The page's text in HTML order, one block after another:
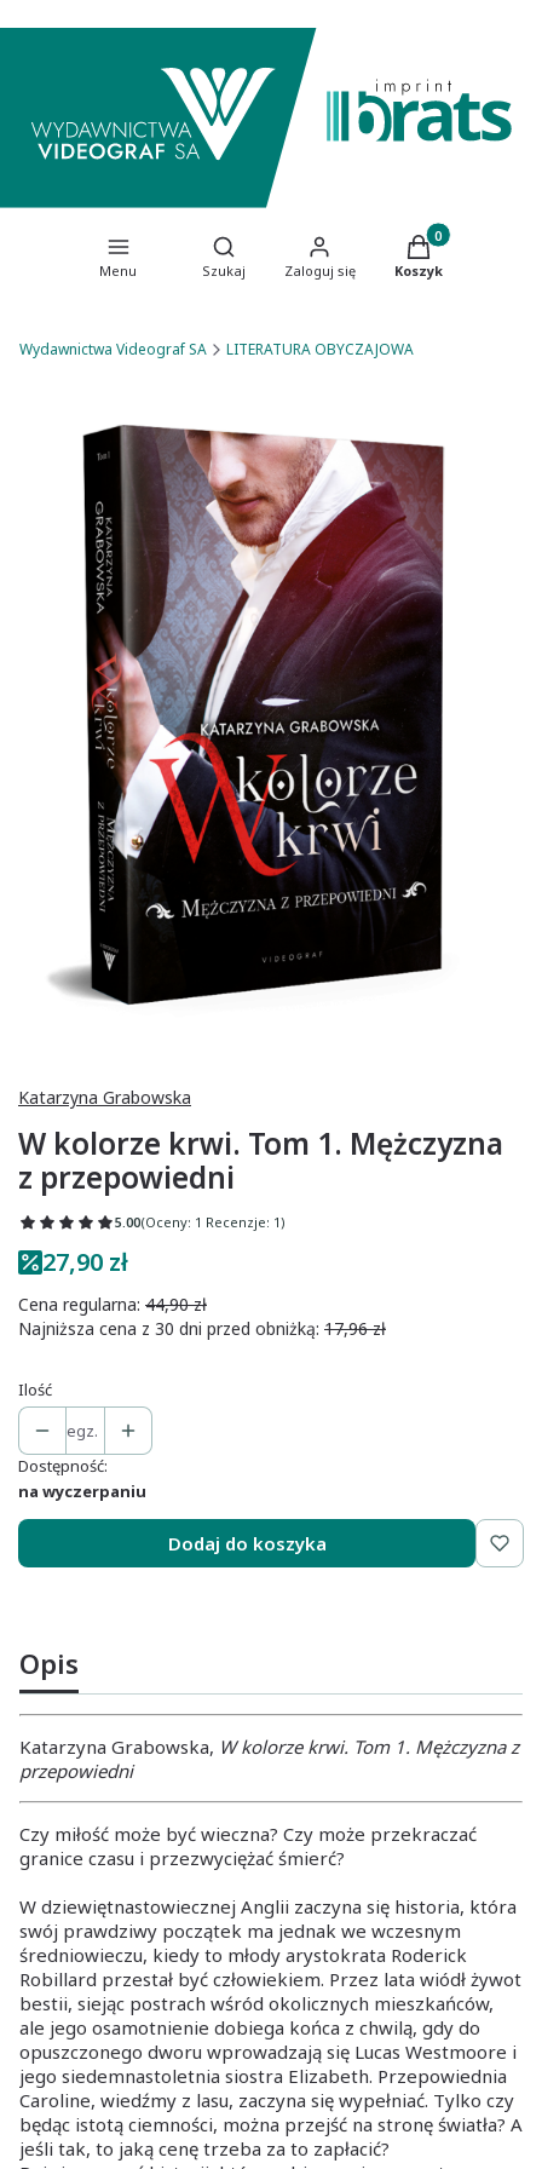
Menu
Otwórz wyszukiwarkę
Szukaj Zaloguj się
Produkty w
Koszyk
Wydawnictwa Videograf SA LITERATURA OBYCZAJOWA
Katarzyna Grabowska
W kolorze krwi. Tom 1. Mężczyzna
z przepowiedni
5.00(Oceny: 1 Recenzje: 1)
27,90 zł
Cena regularna: 44,90 zł
Najniższa cena z 30 dni przed obniżką: 17,96 zł
Ilość
egz.
Dostępność:
na wyczerpaniu
Dodaj do koszyka
Opis
Katarzyna Grabowska, W kolorze krwi. Tom 1. Mężczyzna z
przepowiedni
Czy miłość może być wieczna? Czy może przekraczać
granice czasu i przezwyciężać śmierć?
W dziewiętnastowiecznej Anglii zaczyna się historia, która
swój prawdziwy początek ma jednak we wczesnym
średniowieczu, kiedy to młody arystokrata Roderick
Robillard przestał być człowiekiem. Przez lata wiódł żywot
bestii, siejąc postrach wśród okolicznych mieszkańców,
ale jego osamotnienie dobiega końca z chwilą, gdy do
opuszczonego dworu wprowadzają się Lucas Westmoore i
jego siedemnastoletnia siostra Elizabeth. Przepowiednia
Caroline, wiedźmy z lasu, zaczyna się wypełniać. Tylko czy
będąc istotą ciemności, można przejść na stronę światła? A
jeśli tak, to jaką cenę trzeba za to zapłacić?